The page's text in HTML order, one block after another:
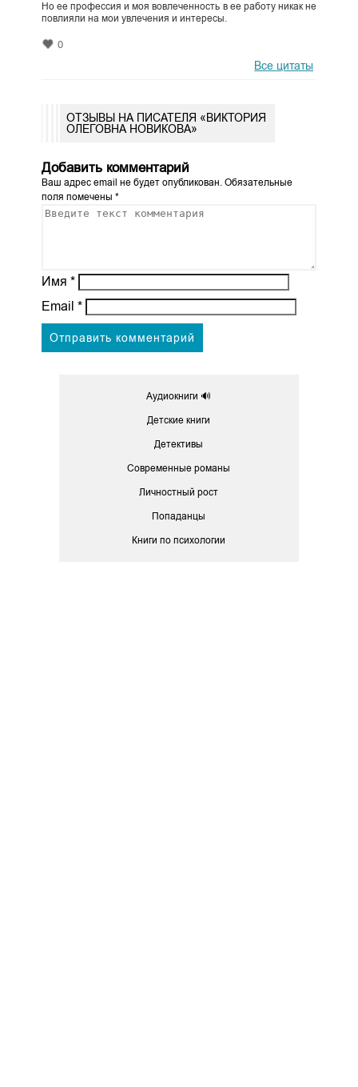
Но ее профессия и моя вовлеченность в ее работу никак не
повлияли на мои увлечения и интересы.
0
Все цитаты
ОТЗЫВЫ НА ПИСАТЕЛЯ «ВИКТОРИЯ
ОЛЕГОВНА НОВИКОВА»
Добавить комментарий
Ваш адрес email не будет опубликован.Обязательные
поля помечены *
Имя *
Email *
Аудиокниги 🔊
Детские книги
Детективы
Современные романы
Личностный рост
Попаданцы
Книги по психологии